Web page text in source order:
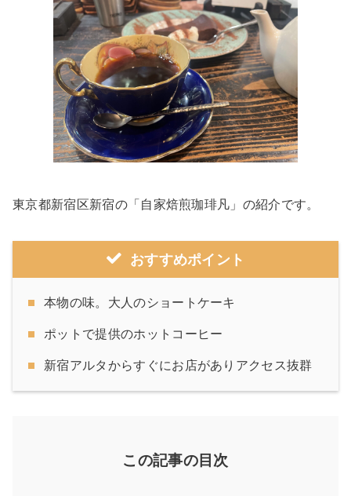
東京都新宿区新宿の「自家焙煎珈琲凡」の紹介です。
おすすめポイント
本物の味。大人のショートケーキ
ポットで提供のホットコーヒー
新宿アルタからすぐにお店がありアクセス抜群
この記事の目次